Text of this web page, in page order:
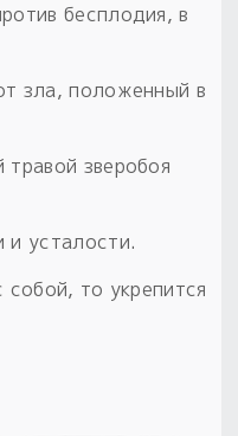
бесплодия, в
зла, положенный в
зверобоя
и усталости.
то укрепится